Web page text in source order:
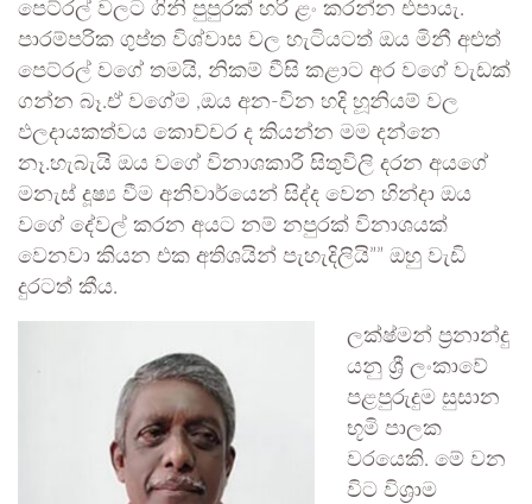
පෙට්රල් වලට ගිනි පුපුරක් හරි ළං කරන්න එපායැ.
පාරම්පරික ගුප්ත විශ්වාස වල හැටියටත් ඔය මිනී අළුත්
පෙට්රල් වගේ තමයි, නිකම් වීසි කළාට අර වගේ වැඩක්
ගන්න බෑ.ඒ වගේම ,ඔය අන-වින හදි හූනියම් වල
ඵලදායකත්වය කොච්චර ද කියන්න මම දන්නෙ
නෑ.හැබැයි ඔය වගේ විනාශකාරී සිතුවිලි දරන අයගේ
මනැස් දූෂ්‍ය වීම අනිවාර්යෙන් සිද්ද වෙන හින්දා ඔය
වගේ දේවල් කරන අයට නම් නපුරක් විනාශයක්
වෙනවා කියන එක අතිශයින් පැහැදිලියි”” ඔහු වැඩි
දුරටත් කීය.
ලක්ෂ්මන් ප්‍රනාන්දු
යනු ශ්‍රී ලංකාවේ
පළපුරුදුම සුසාන
භූමි පාලක
වරයෙකි. මේ වන
විට විශ්‍රාම